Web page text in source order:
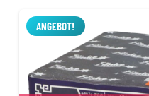
ANGEBOT!